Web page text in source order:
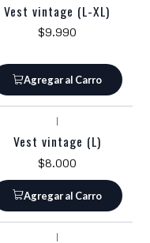
Vest vintage (L-XL)
$9.990
Agregar al Carro
|
Vest vintage (L)
$8.000
Agregar al Carro
|